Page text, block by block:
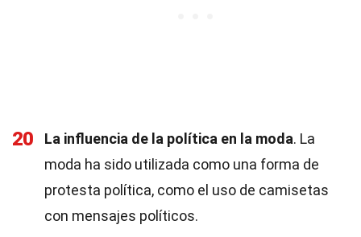
20 La influencia de la política en la moda. La
moda ha sido utilizada como una forma de
protesta política, como el uso de camisetas
con mensajes políticos.